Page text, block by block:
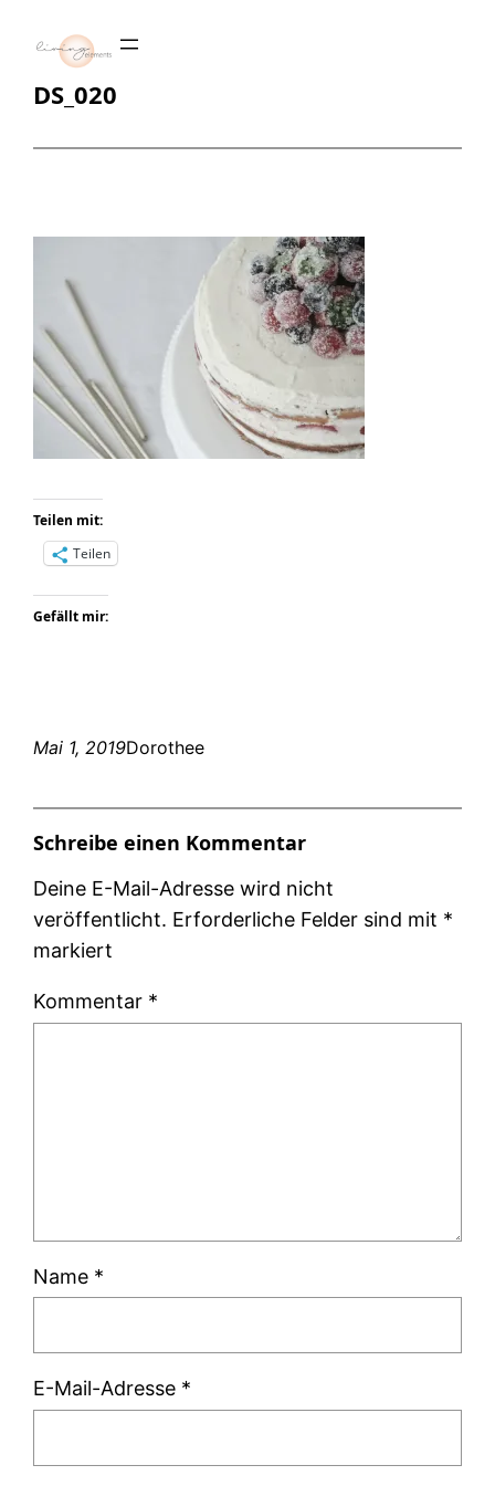
Inhalt
springen
DS_020
Teilen mit:
Teilen
Gefällt mir:
Mai 1, 2019Dorothee
Schreibe einen Kommentar
Deine E-Mail-Adresse wird nicht
veröffentlicht. Erforderliche Felder sind mit *
markiert
Kommentar *
Name *
E-Mail-Adresse *